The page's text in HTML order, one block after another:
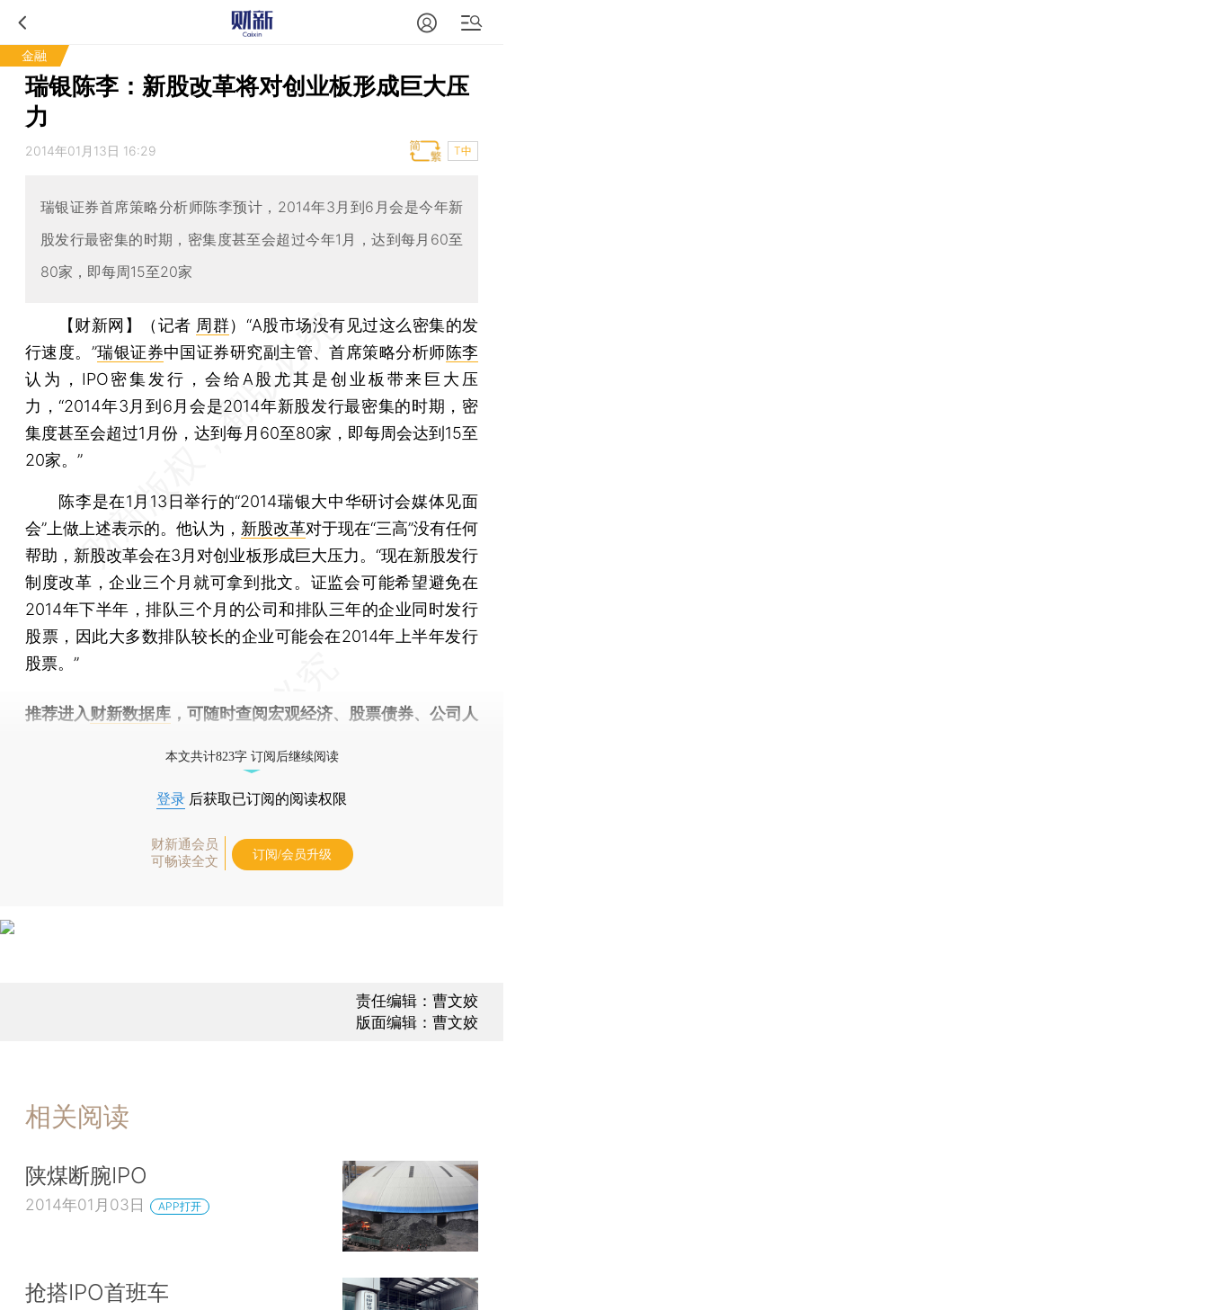
金融
瑞银陈李：新股改革将对创业板形成巨大压
力
2014年01月13日 16:29 T中
瑞银证券首席策略分析师陈李预计，2014年3月到6月会是今年新
股发行最密集的时期，密集度甚至会超过今年1月，达到每月60至
80家，即每周15至20家
【财新网】（记者 周群） “A股市场没有见过这么密集的发
行速度。”瑞银证券中国证券研究副主管、首席策略分析师陈李
认为，IPO密集发行，会给A股尤其是创业板带来巨大压
力，“2014年3月到6月会是2014年新股发行最密集的时期，密
集度甚至会超过1月份，达到每月60至80家，即每周会达到15至
20家。”
陈李是在1月13日举行的“2014瑞银大中华研讨会媒体见面
会”上做上述表示的。他认为， 新股改革对于现在“三高”没有任何
帮助，新股改革会在3月对创业板形成巨大压力。“现在新股发行
制度改革，企业三个月就可拿到批文。证监会可能希望避免在
2014年下半年，排队三个月的公司和排队三年的企业同时发行
股票，因此大多数排队较长的企业可能会在2014年上半年发行
股票。”
推荐进入财新数据库 ，可随时查阅宏观经济、股票债券、公司人
本文共计823字 订阅后继续阅读
登录 后获取已订阅的阅读权限
财新通会员
可畅读全文
订阅/会员升级
责任编辑：曹文姣
版面编辑：曹文姣
相关阅读
陕煤断腕IPO
2014年01月03日 APP打开
抢搭IPO首班车